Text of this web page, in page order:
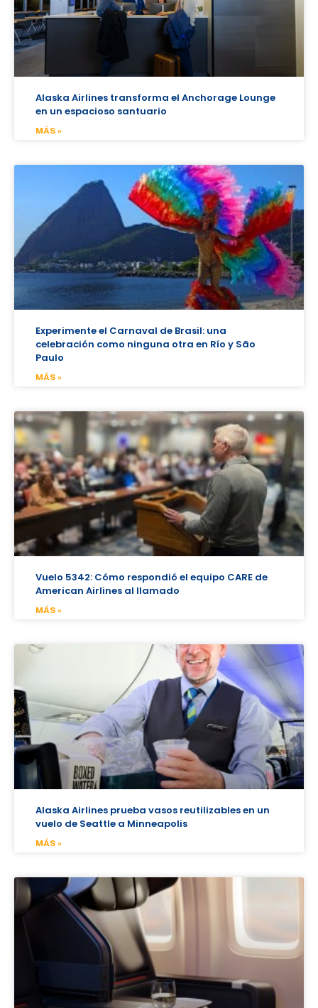
Alaska Airlines transforma el Anchorage Lounge
en un espacioso santuario
MÁS »
Experimente el Carnaval de Brasil: una
celebración como ninguna otra en Río y São
Paulo
MÁS »
Vuelo 5342: Cómo respondió el equipo CARE de
American Airlines al llamado
MÁS »
Alaska Airlines prueba vasos reutilizables en un
vuelo de Seattle a Minneapolis
MÁS »